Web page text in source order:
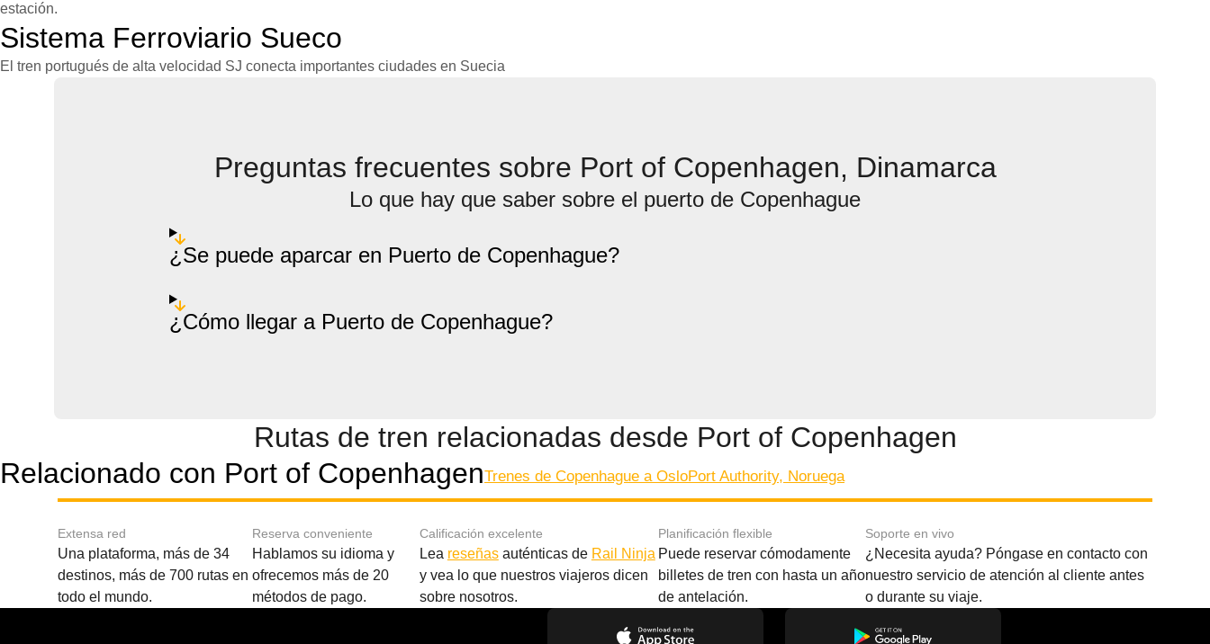
estación.
Sistema Ferroviario Sueco
El tren portugués de alta velocidad SJ conecta importantes ciudades en Suecia
Preguntas frecuentes sobre Port of Copenhagen, Dinamarca
Lo que hay que saber sobre el puerto de Copenhague
¿Se puede aparcar en Puerto de Copenhague?
¿Cómo llegar a Puerto de Copenhague?
Rutas de tren relacionadas desde Port of Copenhagen
Relacionado con Port of CopenhagenTrenes de Copenhague a OsloPort Authority, Noruega
Extensa red
Una plataforma, más de 34
destinos, más de 700 rutas en
todo el mundo.
Reserva conveniente
Hablamos su idioma y
ofrecemos más de 20
métodos de pago.
Calificación excelente
Lea reseñasauténticas de Rail Ninja
y vea lo que nuestros viajeros dicen
sobre nosotros.
Planificación flexible
Puede reservar cómodamente
billetes de tren con hasta un año
de antelación.
Soporte en vivo
¿Necesita ayuda? Póngase en contacto con
nuestro servicio de atención al cliente antes
o durante su viaje.